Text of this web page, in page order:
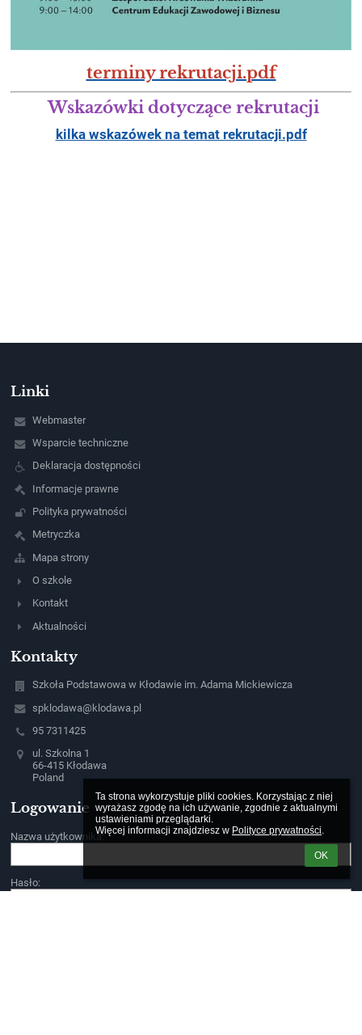
Ta strona wykorzystuje pliki cookies. Korzystając z niej
wyrażasz zgodę na ich używanie, zgodnie z aktualnymi
ustawieniami przeglądarki.
Więcej informacji znajdziesz w Polityce prywatności.
OK
terminy rekrutacji.pdf
Wskazówki dotyczące rekrutacji
kilka wskazówek na temat rekrutacji.pdf
Linki
Webmaster
Wsparcie techniczne
Deklaracja dostępności
Informacje prawne
Polityka prywatności
Metryczka
Mapa strony
O szkole
Kontakt
Aktualności
Kontakty
Szkoła Podstawowa w Kłodawie im. Adama Mickiewicza
spklodawa@klodawa.pl
95 7311425
ul. Szkolna 1
66-415 Kłodawa
Poland
Logowanie
Nazwa użytkownika:
Hasło: